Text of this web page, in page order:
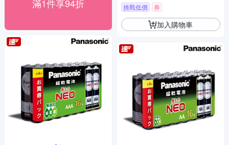
滿1件享94折 挑戰低價 券
加入購物車